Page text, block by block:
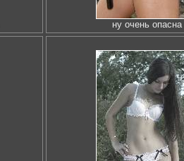
ну очень опасна